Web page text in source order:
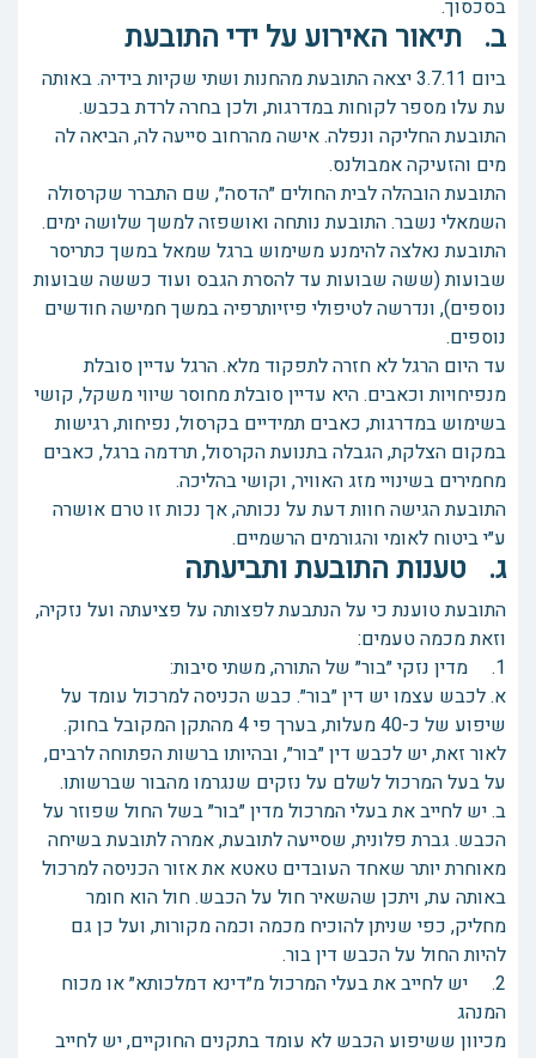
בסכסוך.
ב. תיאור האירוע על ידי התובעת
ביום 3.7.11 יצאה התובעת מהחנות ושתי שקיות בידיה. באותה
עת עלו מספר לקוחות במדרגות, ולכן בחרה לרדת בכבש.
התובעת החליקה ונפלה. אישה מהרחוב סייעה לה, הביאה לה
מים והזעיקה אמבולנס.
התובעת הובהלה לבית החולים ״הדסה״, שם התברר שקרסולה
השמאלי נשבר. התובעת נותחה ואושפזה למשך שלושה ימים.
התובעת נאלצה להימנע משימוש ברגל שמאל במשך כתריסר
שבועות (ששה שבועות עד להסרת הגבס ועוד כששה שבועות
נוספים), ונדרשה לטיפולי פיזיותרפיה במשך חמישה חודשים
נוספים.
עד היום הרגל לא חזרה לתפקוד מלא. הרגל עדיין סובלת
מנפיחויות וכאבים. היא עדיין סובלת מחוסר שיווי משקל, קושי
בשימוש במדרגות, כאבים תמידיים בקרסול, נפיחות, רגישות
במקום הצלקת, הגבלה בתנועת הקרסול, תרדמה ברגל, כאבים
מחמירים בשינויי מזג האוויר, וקושי בהליכה.
התובעת הגישה חוות דעת על נכותה, אך נכות זו טרם אושרה
ע״י ביטוח לאומי והגורמים הרשמיים.
ג. טענות התובעת ותביעתה
התובעת טוענת כי על הנתבעת לפצותה על פציעתה ועל נזקיה,
וזאת מכמה טעמים:
1. מדין נזקי ״בור״ של התורה, משתי סיבות:
א. לכבש עצמו יש דין ״בור״. כבש הכניסה למרכול עומד על
שיפוע של כ-40 מעלות, בערך פי 4 מהתקן המקובל בחוק.
לאור זאת, יש לכבש דין ״בור״, ובהיותו ברשות הפתוחה לרבים,
על בעל המרכול לשלם על נזקים שנגרמו מהבור שברשותו.
ב. יש לחייב את בעלי המרכול מדין ״בור״ בשל החול שפוזר על
הכבש. גברת פלונית, שסייעה לתובעת, אמרה לתובעת בשיחה
מאוחרת יותר שאחד העובדים טאטא את אזור הכניסה למרכול
באותה עת, ויתכן שהשאיר חול על הכבש. חול הוא חומר
מחליק, כפי שניתן להוכיח מכמה וכמה מקורות, ועל כן גם
להיות החול על הכבש דין בור.
2. יש לחייב את בעלי המרכול מ״דינא דמלכותא״ או מכוח
המנהג
מכיוון ששיפוע הכבש לא עומד בתקנים החוקיים, יש לחייב